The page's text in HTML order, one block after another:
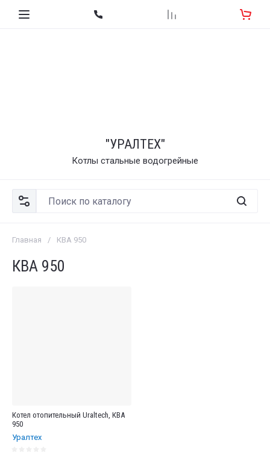
"УРАЛТЕХ"
Котлы стальные водогрейные
Главная / КВА 950
КВА 950
Котел отопительный Uraltech, КВА
950
Уралтех